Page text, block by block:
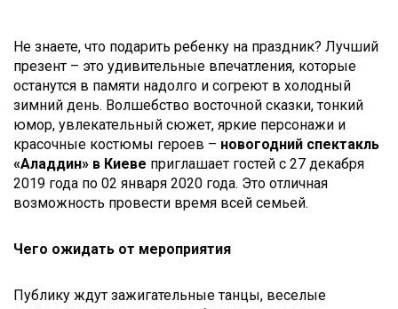
Не знаете, что подарить ребенку на праздник? Лучший
презент – это удивительные впечатления, которые
останутся в памяти надолго и согреют в холодный
зимний день. Волшебство восточной сказки, тонкий
юмор, увлекательный сюжет, яркие персонажи и
красочные костюмы героев – новогодний спектакль
«Аладдин» в Киеве приглашает гостей с 27 декабря
2019 года по 02 января 2020 года. Это отличная
возможность провести время всей семьей.
Чего ожидать от мероприятия
Публику ждут зажигательные танцы, веселые